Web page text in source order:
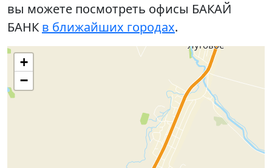
вы можете посмотреть офисы БАКАЙ
БАНК в ближайших городах.
+
−